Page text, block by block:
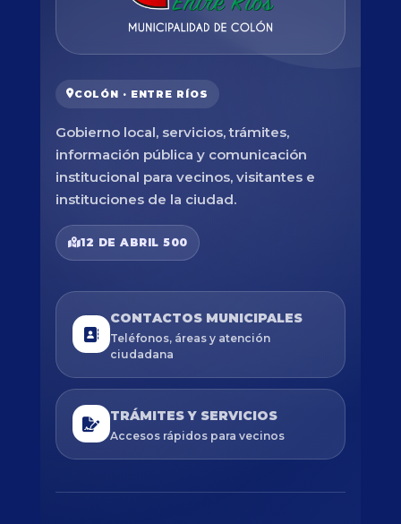
COLÓN · ENTRE RÍOS
Gobierno local, servicios, trámites,
información pública y comunicación
institucional para vecinos, visitantes e
instituciones de la ciudad.
12 DE ABRIL 500
CONTACTOS MUNICIPALES
Teléfonos, áreas y atención
ciudadana
TRÁMITES Y SERVICIOS
Accesos rápidos para vecinos